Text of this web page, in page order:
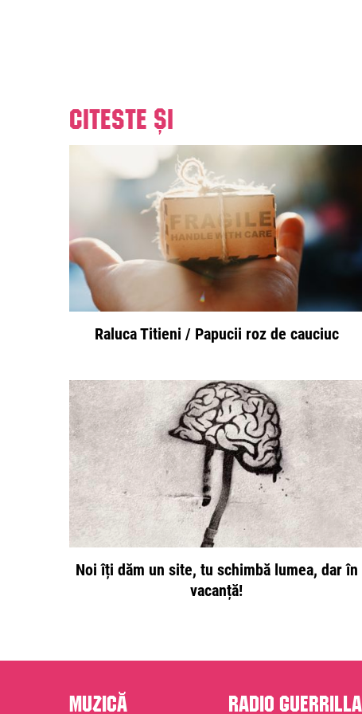
Citeste și
Raluca Titieni / Papucii roz de cauciuc
Noi îți dăm un site, tu schimbă lumea, dar în
vacanță!
Muzică Radio Guerrilla